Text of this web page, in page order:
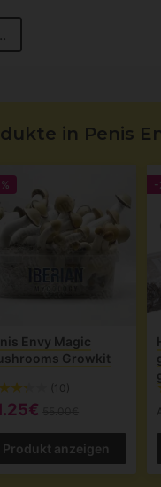
in Penis
Envy Magic
Growkit
(10)
Produkt anzeigen
-